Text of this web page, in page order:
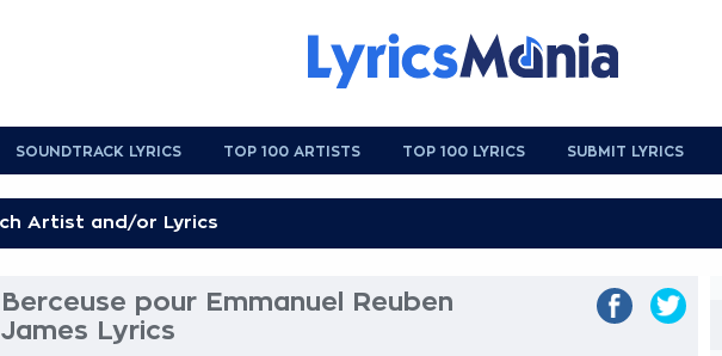
SOUNDTRACK LYRICS TOP 100 ARTISTS TOP 100 LYRICS SUBMIT LYRICS
Berceuse pour Emmanuel Reuben
James Lyrics